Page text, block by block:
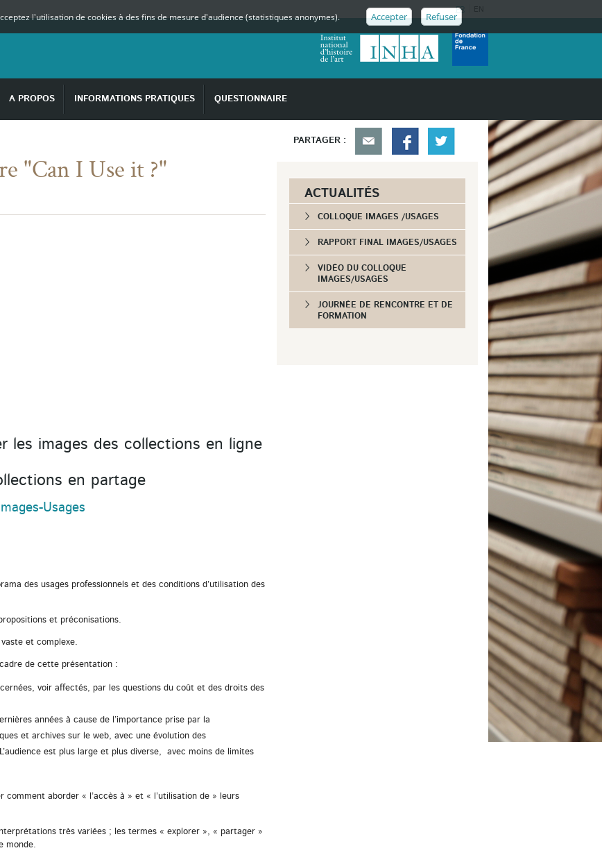
l'utilisation de cookies à des fins de mesure d'audience (statistiques anonymes). Accepter Refuser
FR
A PROPOS INFORMATIONS PRATIQUES QUESTIONNAIRE
PARTAGER :
"Can I Use it ?"
les images des collections en ligne
en partage
Usages
des usages professionnels et des conditions d’utilisation des
et préconisations.
et complexe.
de cette présentation :
voir affectés, par les questions du coût et des droits des
années à cause de l’importance prise par la
et archives sur le web, avec une évolution des
est plus large et plus diverse, avec moins de limites
aborder « l’accès à » et « l’utilisation de » leurs
très variées ; les termes « explorer », « partager »
monde.
ACTUALITÉS
COLLOQUE IMAGES /USAGES
RAPPORT FINAL IMAGES/USAGES
VIDÉO DU COLLOQUE
IMAGES/USAGES
JOURNÉE DE RENCONTRE ET DE
FORMATION